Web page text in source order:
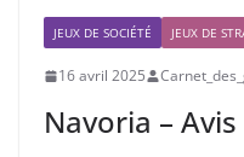
JEUX DE SOCIÉTÉ JEUX DE
16 avril 2025
Navoria –